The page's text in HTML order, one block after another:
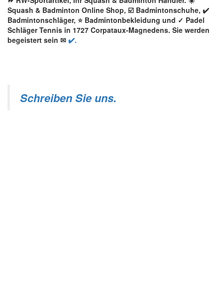
Squash & Badminton Online Shop, ☑️ Badmintonschuhe, ✔️
Badmintonschläger, ⭐ Badmintonbekleidung und ✓ Padel
Schläger Tennis in 1727 Corpataux-Magnedens. Sie werden
begeistert sein ✉ ✔️.
Schreiben Sie uns.